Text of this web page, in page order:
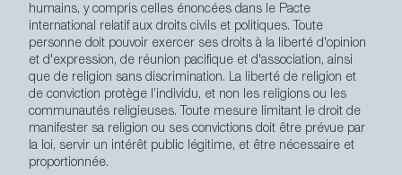
humains, y compris celles énoncées dans le Pacte
international relatif aux droits civils et politiques. Toute
personne doit pouvoir exercer ses droits à la liberté d'opinion
et d'expression, de réunion pacifique et d'association, ainsi
que de religion sans discrimination. La liberté de religion et
de conviction protège l’individu, et non les religions ou les
communautés religieuses. Toute mesure limitant le droit de
manifester sa religion ou ses convictions doit être prévue par
la loi, servir un intérêt public légitime, et être nécessaire et
proportionnée.